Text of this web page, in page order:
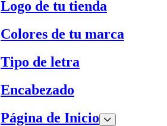
Logo de tu tienda
Colores de tu marca
Tipo de letra
Encabezado
Página de Inicio